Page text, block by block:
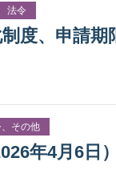
法令
度、申請期
その他
年4月6日